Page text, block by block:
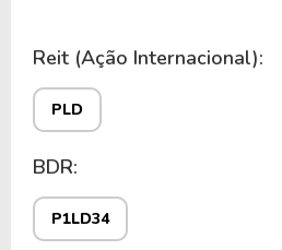
Reit (Ação Internacional):
PLD
BDR:
P1LD34